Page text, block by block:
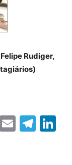
Rudiger,
Pinterest
Email